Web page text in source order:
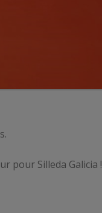
pour Silleda Galicia !